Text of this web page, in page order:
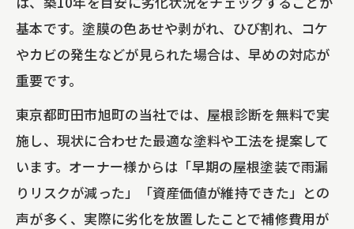
基本です。塗膜の色あせや剥がれ、ひび割れ、コケ
やカビの発生などが見られた場合は、早めの対応が
重要です。
東京都町田市旭町の当社では、屋根診断を無料で実
施し、現状に合わせた最適な塗料や工法を提案して
います。オーナー様からは「早期の屋根塗装で雨漏
りリスクが減った」「資産価値が維持できた」との
声が多く、実際に劣化を放置したことで補修費用が